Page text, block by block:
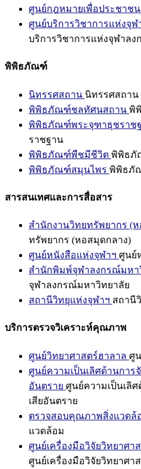
ศูนย์กฎหมายเพื่อประชาชน
ศูนย์บริการวิชาการแห่งจุ
บริการวิชาการแห่งจุฬาล
พิพิธภัณฑ์
นิทรรศสถาน นิทรรศสถาน
พิพิธภัณฑ์ชลทัศนสถาน พิ
พิพิธภัณฑ์พระจุฑาธุชราช
ราชฐาน
พิพิธภัณฑ์พืชมีชีวิต พิพิธภั
พิพิธภัณฑ์สมุนไพร พิพิธภั
สารสนเทศและการสื่อสาร
สำนักงานวิทยทรัพยากร (
ทรัพยากร (หอสมุดกลาง)
ศูนย์หนังสือแห่งจุฬาฯ ศูนย์
สำนักพิมพ์จุฬาลงกรณ์มหา
จุฬาลงกรณ์มหาวิทยาลัย
สถานีวิทยุแห่งจุฬาฯ สถานี
บริการตรวจวิเคราะห์คุณภาพ
ศูนย์วิทยาศาสตร์ฮาลาล ศู
ศูนย์ความเป็นเลิศด้านการ
อันตราย ศูนย์ความเป็นเลิ
เสียอันตราย
ตรวจสอบคุณภาพสิ่งแวดล้
แวดล้อม
ศูนย์เครื่องมือวิจัยวิทยาศา
ศูนย์เครื่องมือวิจัยวิทยาศา